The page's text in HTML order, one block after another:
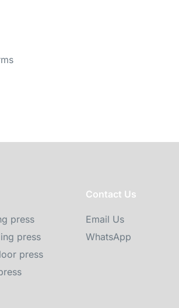
press
press
press
Contact Us
Email Us
WhatsApp